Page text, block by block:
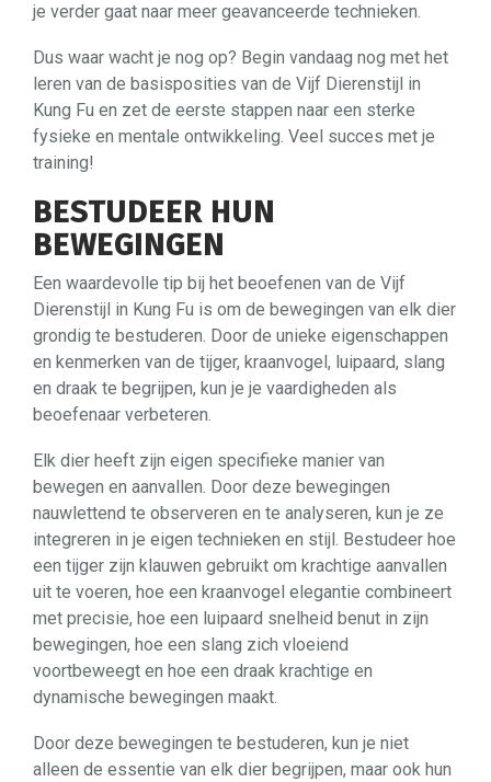
je verder gaat naar meer geavanceerde technieken.
Dus waar wacht je nog op? Begin vandaag nog met het
leren van de basisposities van de Vijf Dierenstijl in
Kung Fu en zet de eerste stappen naar een sterke
fysieke en mentale ontwikkeling. Veel succes met je
training!
BESTUDEER HUN
BEWEGINGEN
Een waardevolle tip bij het beoefenen van de Vijf
Dierenstijl in Kung Fu is om de bewegingen van elk dier
grondig te bestuderen. Door de unieke eigenschappen
en kenmerken van de tijger, kraanvogel, luipaard, slang
en draak te begrijpen, kun je je vaardigheden als
beoefenaar verbeteren.
Elk dier heeft zijn eigen specifieke manier van
bewegen en aanvallen. Door deze bewegingen
nauwlettend te observeren en te analyseren, kun je ze
integreren in je eigen technieken en stijl. Bestudeer hoe
een tijger zijn klauwen gebruikt om krachtige aanvallen
uit te voeren, hoe een kraanvogel elegantie combineert
met precisie, hoe een luipaard snelheid benut in zijn
bewegingen, hoe een slang zich vloeiend
voortbeweegt en hoe een draak krachtige en
dynamische bewegingen maakt.
Door deze bewegingen te bestuderen, kun je niet
alleen de essentie van elk dier begrijpen, maar ook hun